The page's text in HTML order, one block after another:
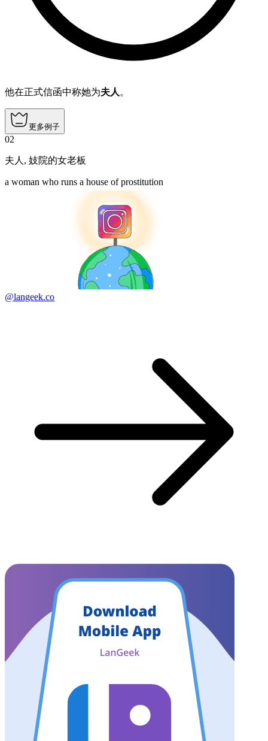
他在正式信函中称她为夫人 。
更多例子
02
夫人 , 妓院的女老板
a woman who runs a house of prostitution
@langeek.co